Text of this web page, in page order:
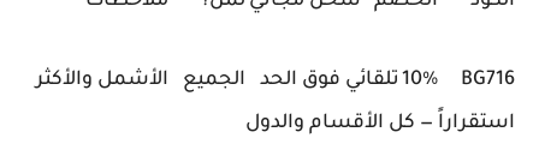
BG716
10% تلقائي فوق الحد الجميع
الأشمل والأكثر
استقراراً — كل الأقسام والدول